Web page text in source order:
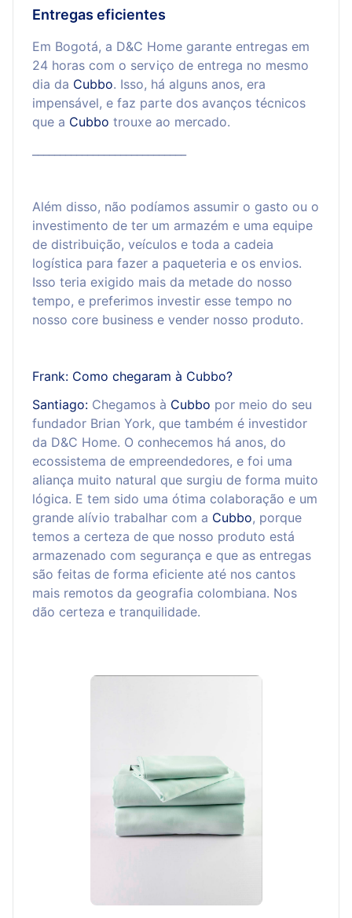
Entregas eficientes
Em Bogotá, a D&C Home garante entregas em
24 horas com o serviço de entrega no mesmo
dia da Cubbo. Isso, há alguns anos, era
impensável, e faz parte dos avanços técnicos
que a Cubbo trouxe ao mercado.
Além disso, não podíamos assumir o gasto ou o
investimento de ter um armazém e uma equipe
de distribuição, veículos e toda a cadeia
logística para fazer a paqueteria e os envios.
Isso teria exigido mais da metade do nosso
tempo, e preferimos investir esse tempo no
nosso core business e vender nosso produto.
Frank: Como chegaram à Cubbo?
Santiago: Chegamos à Cubbo por meio do seu
fundador Brian York, que também é investidor
da D&C Home. O conhecemos há anos, do
ecossistema de empreendedores, e foi uma
aliança muito natural que surgiu de forma muito
lógica. E tem sido uma ótima colaboração e um
grande alívio trabalhar com a Cubbo, porque
temos a certeza de que nosso produto está
armazenado com segurança e que as entregas
são feitas de forma eficiente até nos cantos
mais remotos da geografia colombiana. Nos
dão certeza e tranquilidade.